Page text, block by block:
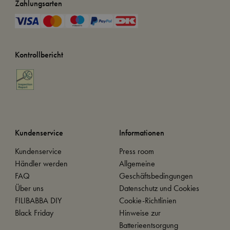
Zahlungsarten
Kontrollbericht
Kundenservice
Kundenservice
Händler werden
FAQ
Über uns
FILIBABBA DIY
Black Friday
Informationen
Press room
Allgemeine
Geschäftsbedingungen
Datenschutz und Cookies
Cookie-Richtlinien
Hinweise zur
Batterieentsorgung